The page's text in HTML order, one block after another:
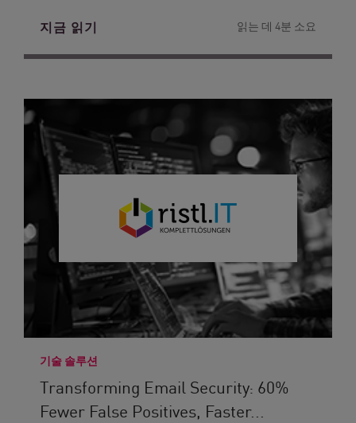
지금 읽기 읽는 데 4분 소요
기술 솔루션
Transforming Email Security: 60%
Fewer False Positives, Faster...